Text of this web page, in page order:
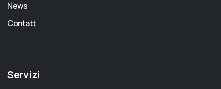
News
Contatti
Servizi